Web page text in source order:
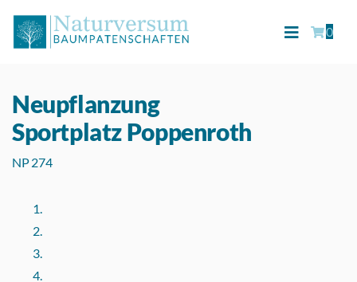
0
Neupflanzung
Sportplatz Poppenroth
NP 274